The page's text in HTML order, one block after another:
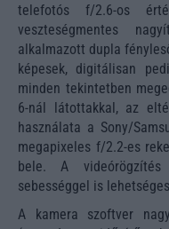
telefotós f/2.6-os
veszteségmentes
alkalmazott dupla
képesek, digitálisan
minden tekintetben
6-nál látottakkal, az
használata a Sony/
megapixeles f/2.2-es
bele. A videórögzítés
sebességgel is
A kamera szoftver